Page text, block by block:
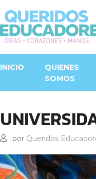
INICIO
QUIENES
SOMOS
por Queridos